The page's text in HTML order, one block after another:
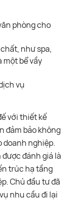
phòng cho
như spa,
một bể vầy
vụ
với thiết kế
đảm bảo không
doanh nghiệp.
đánh giá là
trúc hạ tầng
Chủ đầu tư đã
nhu cầu đi lại